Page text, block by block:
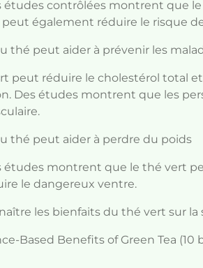
études contrôlées montrent que
peut également réduire le risque
thé peut aider à prévenir les
peut réduire le cholestérol total
Des études montrent que les
thé peut aider à perdre du poids
études montrent que le thé vert
le dangereux ventre.
les bienfaits du thé vert sur
Based Benefits of Green Tea